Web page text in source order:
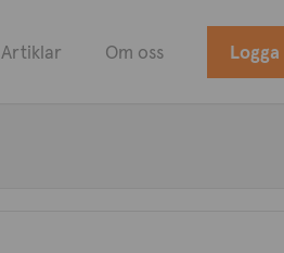
Artiklar Om oss Logga